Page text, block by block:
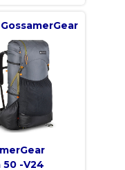
GossamerGear
50 -V24